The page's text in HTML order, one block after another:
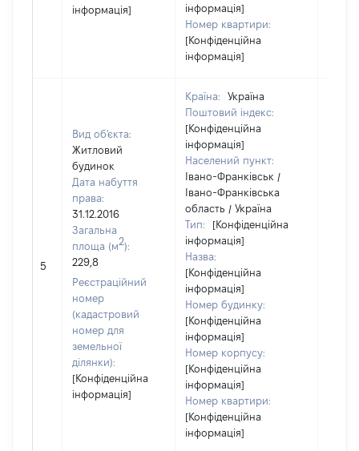
інформація]
інформація]
Номер квартири:
[Конфіденційна
інформація]
5
Вид об'єкта:
Житловий
будинок
Дата набуття
права:
31.12.2016
Загальна
площа (м2):
229,8
Реєстраційний
номер
(кадастровий
номер для
земельної
ділянки):
[Конфіденційна
інформація]
Країна:
Україна
Поштовий індекс:
[Конфіденційна
інформація]
Населений пункт:
Івано-Франківськ /
Івано-Франківська
область / Україна
Тип:
[Конфіденційна
інформація]
Назва:
[Конфіденційна
інформація]
Номер будинку:
[Конфіденційна
інформація]
Номер корпусу:
[Конфіденційна
інформація]
Номер квартири:
[Конфіденційна
інформація]